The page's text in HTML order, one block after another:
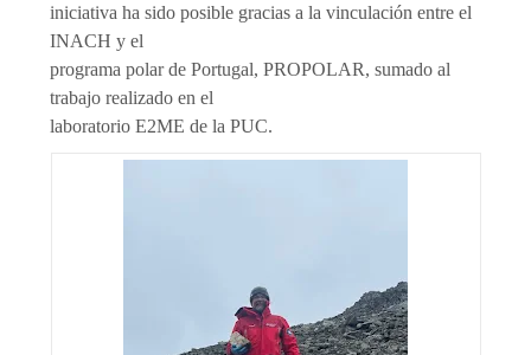
iniciativa ha sido posible gracias a la vinculación entre el
INACH y el
programa polar de Portugal, PROPOLAR, sumado al
trabajo realizado en el
laboratorio E2ME de la PUC.